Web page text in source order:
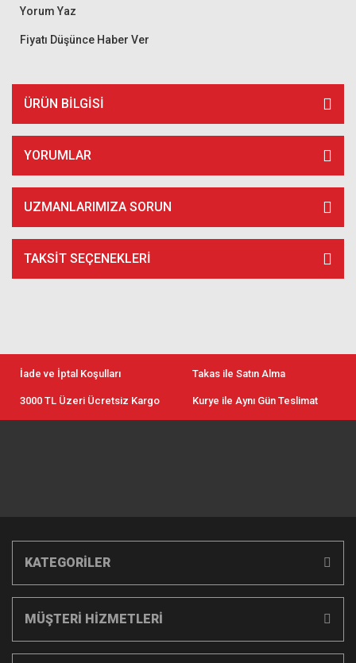
Yorum Yaz
Fiyatı Düşünce Haber Ver
ÜRÜN BILGISI
YORUMLAR
UZMANLARIMIZA SORUN
TAKSIT SEÇENEKLERI
İade ve İptal Koşulları Takas ile Satın Alma
3000 TL Üzeri Ücretsiz Kargo Kurye ile Aynı Gün Teslimat
KATEGORİLER
MÜŞTERİ HİZMETLERİ